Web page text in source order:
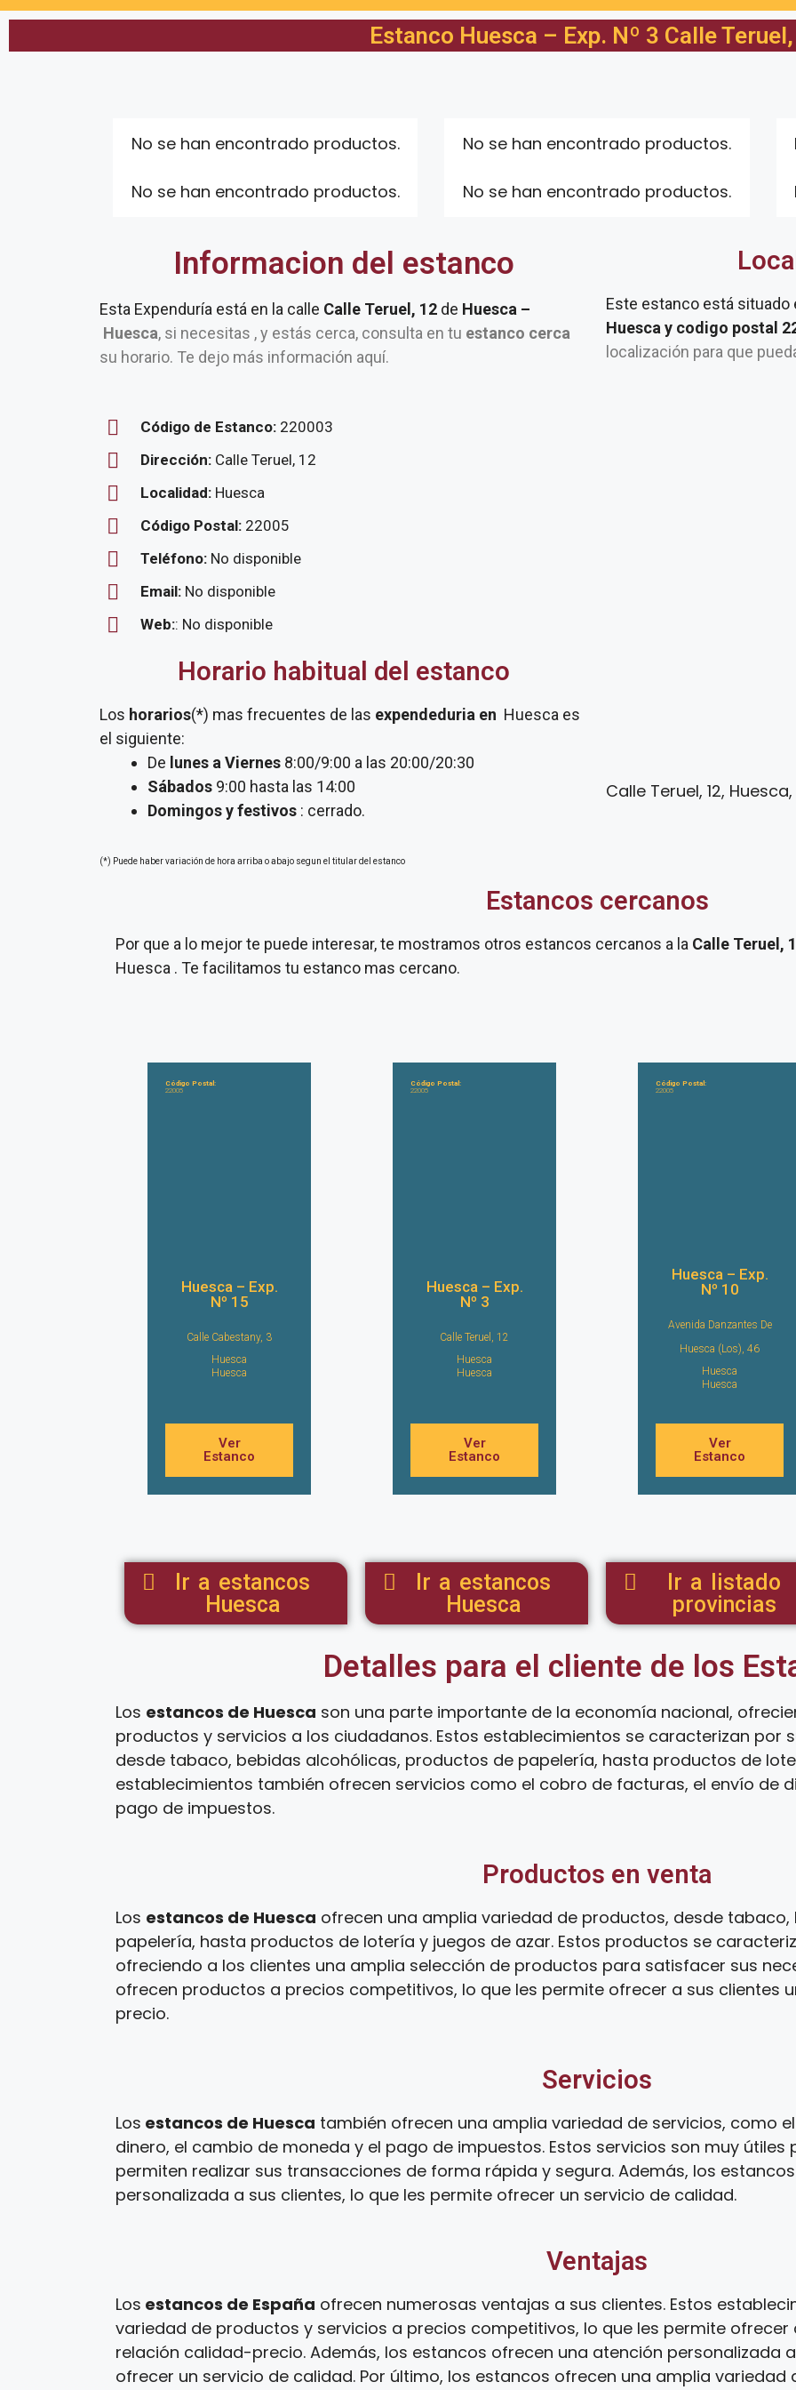
Estanco Huesca – Exp. Nº 3 Calle
No se han encontrado productos.
No se han encontrado productos.
No se han encontrado productos.
No se han encontrado productos.
Informacion del estanco
Esta Expenduría está en la calle Calle Teruel, 12 de Huesca –
Huesca, si necesitas , y estás cerca, consulta en tu estanco cerca
su horario. Te dejo más información aquí.
Código de Estanco: 220003
Dirección: Calle Teruel, 12
Localidad: Huesca
Código Postal: 22005
Teléfono: No disponible
Email: No disponible
Web:: No disponible
Horario habitual del estanco
Los horarios(*) mas frecuentes de las expendeduria en Huesca es
el siguiente:
De lunes a Viernes 8:00/9:00 a las 20:00/20:30
Sábados 9:00 hasta las 14:00
Domingos y festivos : cerrado.
(*) Puede haber variación de hora arriba o abajo segun el titular del estanco
Este estanco está situado
Huesca y codigo postal
localización para que
Calle Teruel, 12,
Estancos cercanos
Por que a lo mejor te puede interesar, te mostramos otros estancos cercanos a la Calle Teruel,
Huesca . Te facilitamos tu estanco mas cercano.
Código Postal:
22005
Huesca – Exp.
Nº 15
Calle Cabestany, 3
Huesca
Huesca
Ver
Estanco
Código Postal:
22005
Huesca – Exp.
Nº 3
Calle Teruel, 12
Huesca
Huesca
Ver
Estanco
Código Postal:
22005
Huesca – Exp.
Nº 10
Avenida Danzantes De
Huesca (Los), 46
Huesca
Huesca
Ver
Estanco
Ir a estancos
Huesca
Ir a estancos
Huesca
Ir a listado
provincias
Detalles para el cliente de los
Los estancos de Huesca son una parte importante de la economía nacional,
productos y servicios a los ciudadanos. Estos establecimientos se caracterizan por
desde tabaco, bebidas alcohólicas, productos de papelería, hasta productos de
establecimientos también ofrecen servicios como el cobro de facturas, el envío de
pago de impuestos.
Productos en venta
Los estancos de Huesca ofrecen una amplia variedad de productos, desde
papelería, hasta productos de lotería y juegos de azar. Estos productos se
ofreciendo a los clientes una amplia selección de productos para satisfacer sus
ofrecen productos a precios competitivos, lo que les permite ofrecer a sus clientes
precio.
Servicios
Los estancos de Huesca también ofrecen una amplia variedad de servicios, como
dinero, el cambio de moneda y el pago de impuestos. Estos servicios son muy útiles
permiten realizar sus transacciones de forma rápida y segura. Además, los
personalizada a sus clientes, lo que les permite ofrecer un servicio de calidad.
Ventajas
Los estancos de España ofrecen numerosas ventajas a sus clientes. Estos
variedad de productos y servicios a precios competitivos, lo que les permite ofrecer
relación calidad-precio. Además, los estancos ofrecen una atención personalizada
ofrecer un servicio de calidad. Por último, los estancos ofrecen una amplia variedad